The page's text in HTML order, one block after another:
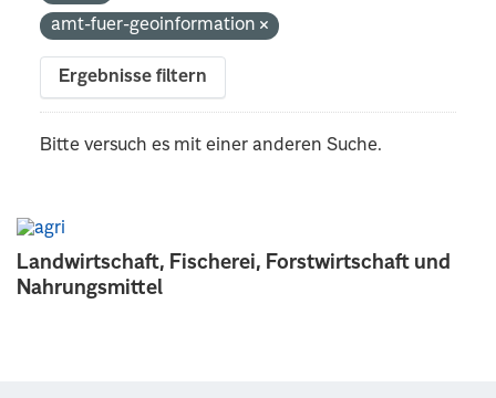
Landwirtschaft, Fischerei, Forstwirtschaft und
Nahrungsmittel
amt-fuer-geoinformation
Ergebnisse filtern
Bitte versuch es mit einer anderen Suche.